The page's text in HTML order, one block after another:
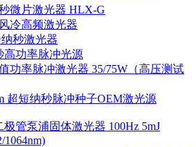
微片激光器 HLX-G
冷高频激光器
纳秒激光器
高功率脉冲光源
功率脉冲激光器 35/75W（高压测试
超短纳秒脉冲种子OEM激光源
管泵浦固体激光器 100Hz 5mJ
1064nm)